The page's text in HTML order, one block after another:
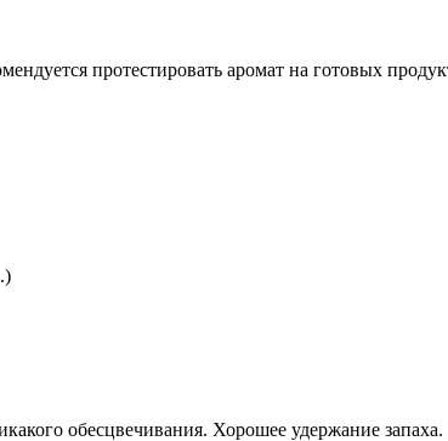
протестировать аромат на готовых
обесцвечивания. Хорошее удержание запаха.